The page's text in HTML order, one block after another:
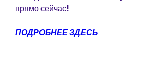
прямо сейчас!
ПОДРОБНЕЕ ЗДЕСЬ